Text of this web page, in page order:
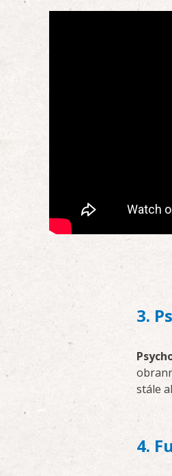
3.
stále
4.